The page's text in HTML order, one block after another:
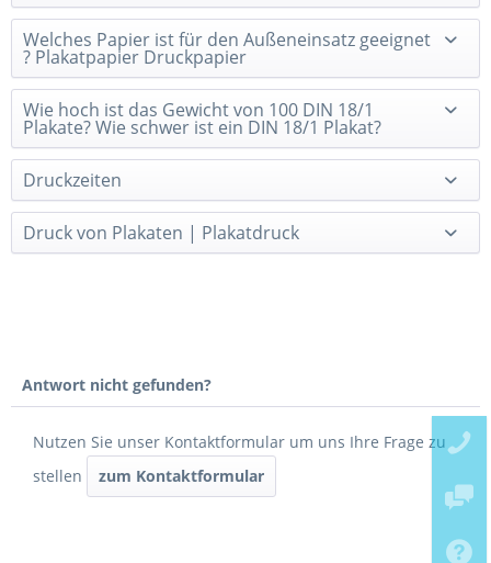
Welches Papier ist für den Außeneinsatz geeignet
? Plakatpapier Druckpapier
Wie hoch ist das Gewicht von 100 DIN 18/1
Plakate? Wie schwer ist ein DIN 18/1 Plakat?
Druckzeiten
Druck von Plakaten | Plakatdruck
Antwort nicht gefunden?
Nutzen Sie unser Kontaktformular um uns Ihre Frage zu
stellen
zum Kontaktformular